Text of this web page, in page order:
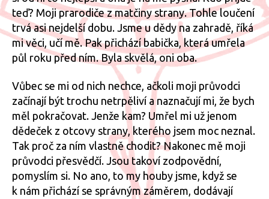
teď? Moji prarodiče z matčiny strany. Tohle loučení
trvá asi nejdelší dobu. Jsme u dědy na zahradě, říká
mi věci, učí mě. Pak přichází babička, která umřela
půl roku před ním. Byla skvělá, oni oba.
Vůbec se mi od nich nechce, ačkoli moji průvodci
začínají být trochu netrpěliví a naznačují mi, že bych
měl pokračovat. Jenže kam? Umřel mi už jenom
dědeček z otcovy strany, kterého jsem moc neznal.
Tak proč za ním vlastně chodit? Nakonec mě moji
průvodci přesvědčí. Jsou takoví zodpovědní,
pomyslím si. No ano, to my houby jsme, když se
k nám přichází se správným záměrem, dodávají